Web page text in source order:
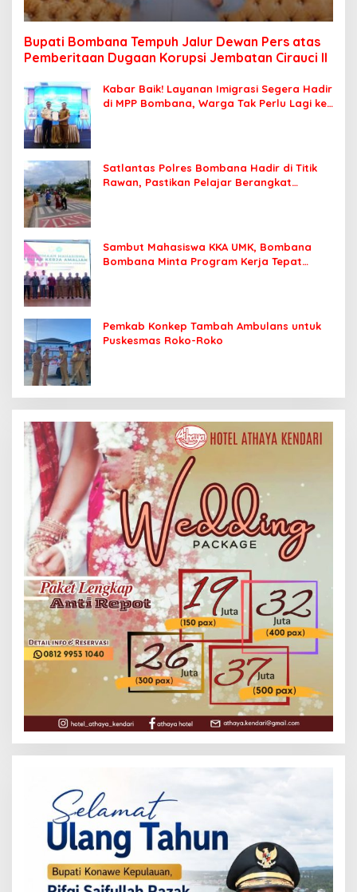
Bupati Bombana Tempuh Jalur Dewan Pers atas
Pemberitaan Dugaan Korupsi Jembatan Cirauci II
Kabar Baik! Layanan Imigrasi Segera Hadir
di MPP Bombana, Warga Tak Perlu Lagi ke
Satlantas Polres Bombana Hadir di Titik
Rawan, Pastikan Pelajar Berangkat
Sambut Mahasiswa KKA UMK, Bombana
Bombana Minta Program Kerja Tepat
Pemkab Konkep Tambah Ambulans untuk
Puskesmas Roko-Roko